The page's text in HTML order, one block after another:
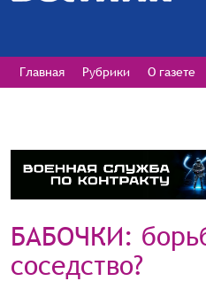
Главная Рубрики О газете
БАБОЧКИ:
соседство?